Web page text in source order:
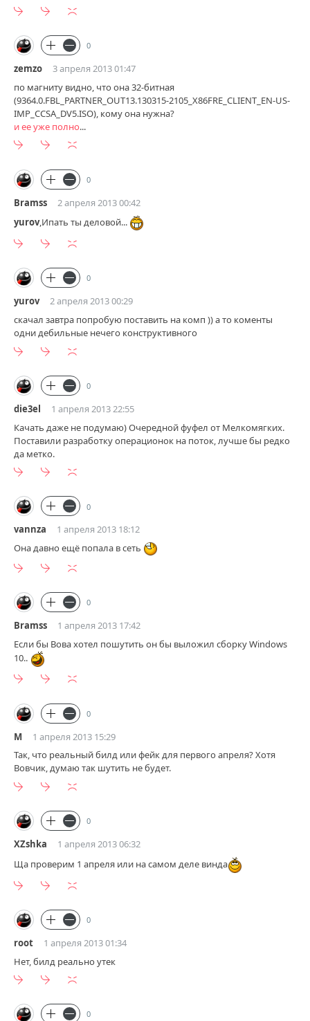
0
zemzo
3 апреля 2013 01:47
по магниту видно, что она 32-битная
(9364.0.FBL_PARTNER_OUT13.130315-2105_X86FRE_CLIENT_EN-US-
IMP_CCSA_DV5.ISO), кому она нужна?
и ее уже полно...
0
Bramss
2 апреля 2013 00:42
yurov,Ипать ты деловой...
0
yurov
2 апреля 2013 00:29
скачал завтра попробую поставить на комп )) а то коменты
одни дебильные нечего конструктивного
0
die3el
1 апреля 2013 22:55
Качать даже не подумаю) Очередной фуфел от Мелкомягких.
Поставили разработку операционок на поток, лучше бы редко
да метко.
0
vannza
1 апреля 2013 18:12
Она давно ещё попала в сеть
0
Bramss
1 апреля 2013 17:42
Если бы Вова хотел пошутить он бы выложил сборку Windows
10..
0
М
1 апреля 2013 15:29
Так, что реальный билд или фейк для первого апреля? Хотя
Вовчик, думаю так шутить не будет.
0
XZshka
1 апреля 2013 06:32
Ща проверим 1 апреля или на самом деле винда
0
root
1 апреля 2013 01:34
Нет, билд реально утек
0